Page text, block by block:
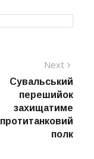
Next
Сувальський
перешийок
захищатиме
протитанковий
полк